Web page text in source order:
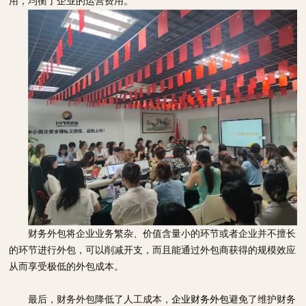
财务外包将企业业务繁杂、价值含量小的环节或者企业并不擅长
的环节进行外包，可以削减开支，而且能通过外包商获得的规模效应
从而享受极低的外包成本。
最后，财务外包降低了人工成本，企业财务外包避免了维护财务